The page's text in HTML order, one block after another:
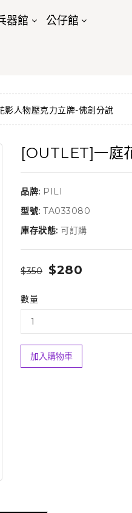
器館 公仔館
人物壓克力立牌-佛劍分說
[OUTLET]一庭
品牌: PILI
型號: TA033080
庫存狀態: 可訂購
$350 $280
數量
加入購物車